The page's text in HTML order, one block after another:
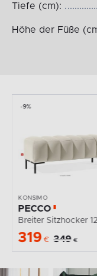
Tiefe (cm):
Höhe der Füße
-9%
KONSIMO
PECCO
319 € 349 €